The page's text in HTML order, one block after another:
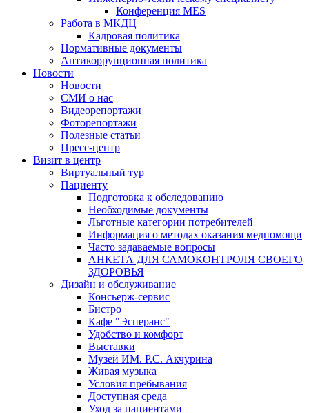
Конференция MES
Работа в МКДЦ
Кадровая политика
Нормативные документы
Антикоррупционная политика
Новости
Новости
СМИ о нас
Видеорепортажи
Фоторепортажи
Полезные статьи
Пресс-центр
Визит в центр
Виртуальный тур
Пациенту
Подготовка к обследованию
Необходимые документы
Льготные категории потребителей
Информация о методах оказания медпомощи
Часто задаваемые вопросы
АНКЕТА ДЛЯ САМОКОНТРОЛЯ СВОЕГО
ЗДОРОВЬЯ
Дизайн и обслуживание
Консьерж-сервис
Бистро
Кафе "Эсперанс"
Удобство и комфорт
Выставки
Музей ИМ. Р.С. Акчурина
Живая музыка
Условия пребывания
Доступная среда
Уход за пациентами